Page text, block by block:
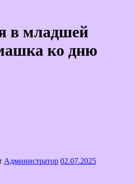
в младшей
ко дню
Администратор 02.07.2025